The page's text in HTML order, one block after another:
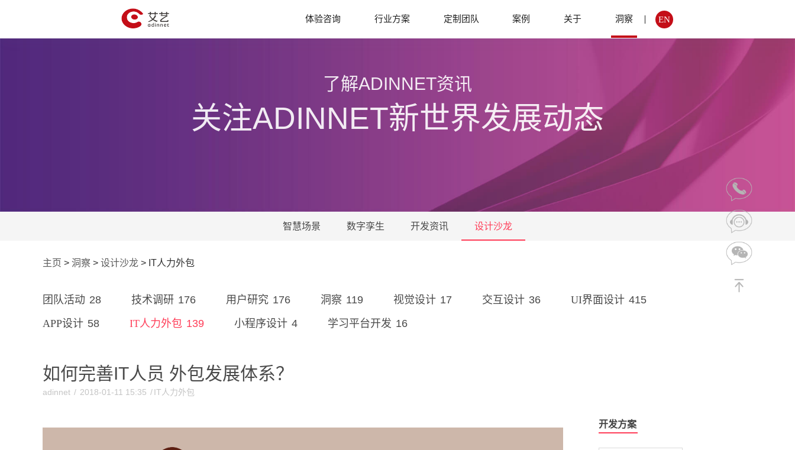
体验咨询 行业方案 定制团队 案例 关于 洞察 EN
了解ADINNET资讯
关注ADINNET新世界发展动态
智慧场景 数字孪生 开发资讯 设计沙龙
主页 > 洞察 > 设计沙龙 > IT人力外包
团队活动 28 技术调研 176 用户研究 176 洞察 119 视觉设计 17 交互设计 36 UI界面设计 415
APP设计 58 IT人力外包 139 小程序设计 4 学习平台开发 16
开发方案
如何完善IT人员 外包发展体系？
adinnet / 2018-01-11 15:35 /IT人力外包